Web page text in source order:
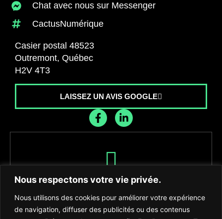
Nous respectons votre vie privée.
Nous utilisons des cookies pour améliorer votre expérience
de navigation, diffuser des publicités ou des contenus
Chat avec nous sur Messenger
CactusNumérique
Casier postal 48523
Outremont, Québec
H2V 4T3
LAISSEZ UN AVIS GOOGLE
Recevez les dernières nouvelles de